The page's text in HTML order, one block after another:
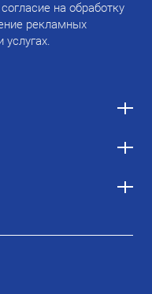
на обработку
рекламных
услугах.